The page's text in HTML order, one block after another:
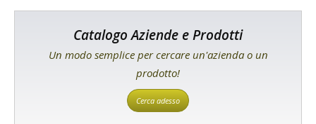
Catalogo Aziende e Prodotti
Un modo semplice per cercare un'azienda o un
prodotto!
Cerca adesso